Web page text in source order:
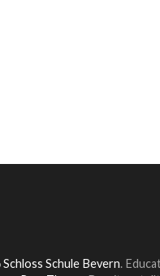
Schloss Schule Bevern.